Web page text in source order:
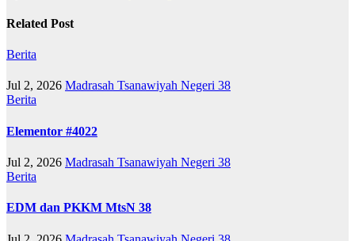
Related Post
Berita
Jul 2, 2026 Madrasah Tsanawiyah Negeri 38
Berita
Elementor #4022
Jul 2, 2026 Madrasah Tsanawiyah Negeri 38
Berita
EDM dan PKKM MtsN 38